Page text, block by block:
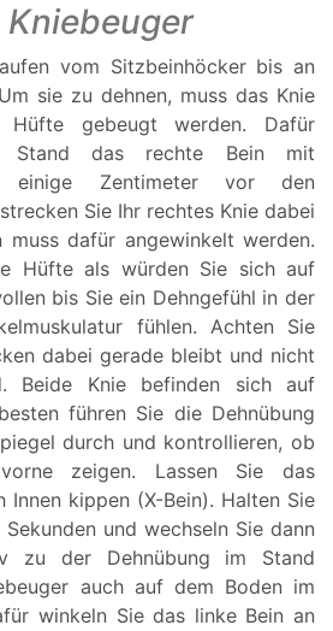
vom Sitzbeinhöcker bis an
sie zu dehnen, muss das Knie
gebeugt werden. Dafür
Stand das rechte Bein mit
einige Zentimeter vor den
Sie Ihr rechtes Knie dabei
muss dafür angewinkelt werden.
Hüfte als würden Sie sich auf
bis Sie ein Dehngefühl in der
fühlen. Achten Sie
dabei gerade bleibt und nicht
Beide Knie befinden sich auf
führen Sie die Dehnübung
durch und kontrollieren, ob
zeigen. Lassen Sie das
Innen kippen (X-Bein). Halten Sie
und wechseln Sie dann
zu der Dehnübung im Stand
auch auf dem Boden im
winkeln Sie das linke Bein an